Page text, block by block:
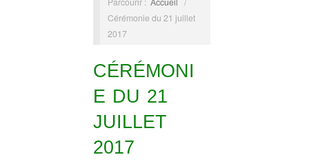
Cérémonie du 21 juillet
2017
CÉRÉMONI
E DU 21
JUILLET
2017